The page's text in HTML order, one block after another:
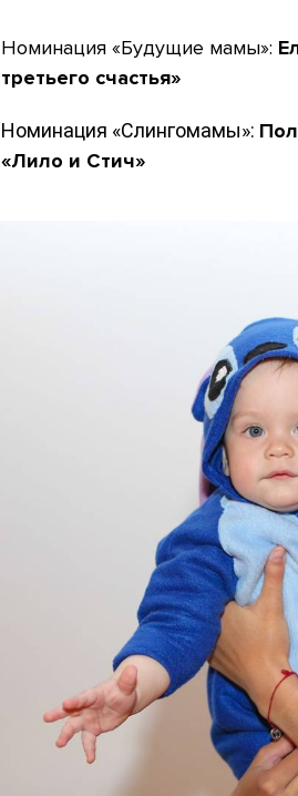
Номинация «Будущие мамы»:
третьего счастья»
Номинация «Слингомамы»:
«Лило и Стич»